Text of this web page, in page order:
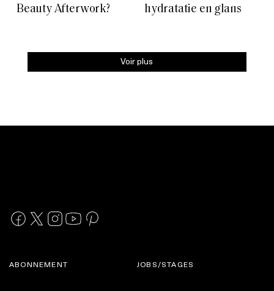
Beauty Afterwork?
hydratatie en glans
Voir plus
ABONNEMENT JOBS/STAGES